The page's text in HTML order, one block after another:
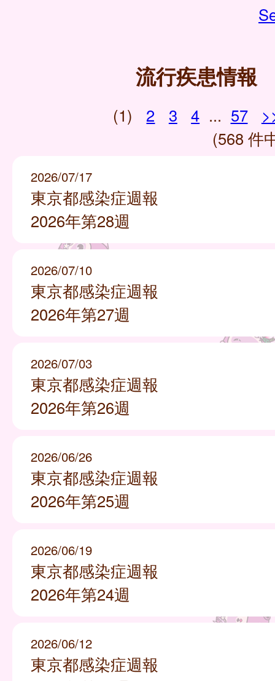
流行疾患情報
(1) 2 3 4 ... 57
(568 件
2026/07/17
東京都感染症週報
2026年第28週
2026/07/10
東京都感染症週報
2026年第27週
2026/07/03
東京都感染症週報
2026年第26週
2026/06/26
東京都感染症週報
2026年第25週
2026/06/19
東京都感染症週報
2026年第24週
2026/06/12
東京都感染症週報